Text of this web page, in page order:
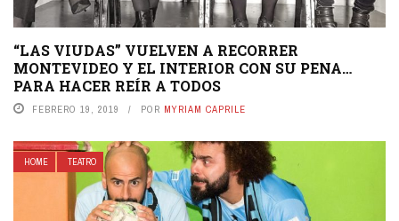
“LAS VIUDAS” VUELVEN A RECORRER
MONTEVIDEO Y EL INTERIOR CON SU PENA…
PARA HACER REÍR A TODOS
FEBRERO 19, 2019 POR MYRIAM CAPRILE
HOME TEATRO